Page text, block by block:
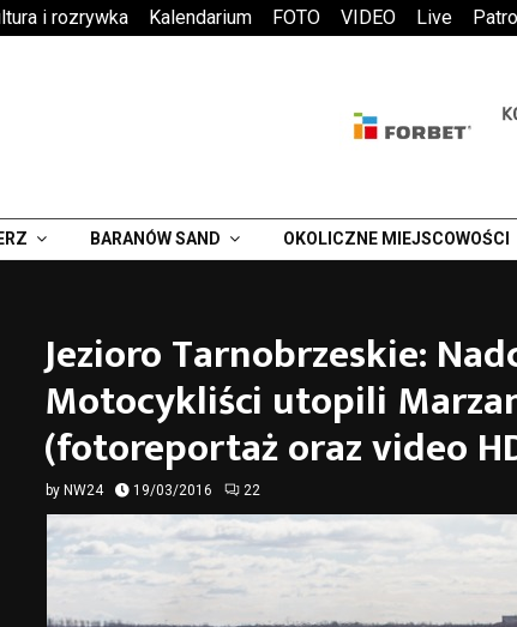
i rozrywka Kalendarium FOTO VIDEO Live
BARANÓW SAND OKOLICZNE MIEJSCOWOŚCI
Jezioro Tarnobrzeskie:
Motocykliści utopili
(fotoreportaż oraz video
by NW24 19/03/2016 22